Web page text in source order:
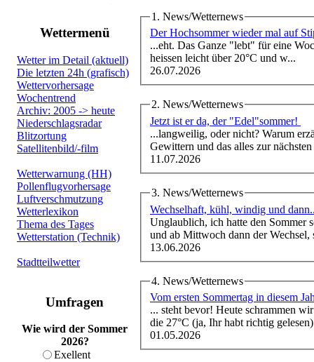
Wettermenü
Wetter im Detail (aktuell)
Die letzten 24h (grafisch)
Wettervorhersage
Wochentrend
Archiv: 2005 -> heute
Niederschlagsradar
Blitzortung
Satellitenbild/-film
Wetterwarnung (HH)
Pollenflugvorhersage
Luftverschmutzung
Wetterlexikon
Thema des Tages
Wetterstation (Technik)
Stadtteilwetter
Umfragen
Wie wird der Sommer
2026?
Exellent
1. News/Wetternews
Der Hochsommer wieder mal auf
...eht. Das Ganze "lebt" für eine
heissen leicht über 20°C und w...
26.07.2026
2. News/Wetternews
Jetzt ist er da, der "Edel"sommer!
...langweilig, oder nicht? Warum
Gewittern und das alles zur
11.07.2026
3. News/Wetternews
Wechselhaft, kühl, windig und
Unglaublich, ich hatte den Sommer
und ab Mittwoch dann der Wechsel,
13.06.2026
4. News/Wetternews
... steht bevor! Heute schrammen
die 27°C (ja, Ihr habt richtig
01.05.2026